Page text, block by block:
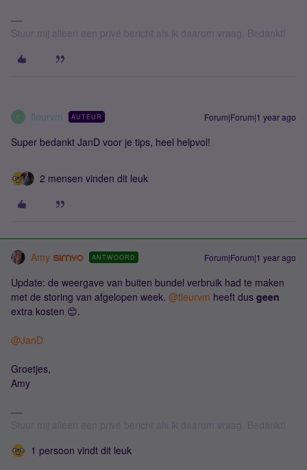
Stuur mij alleen een privé bericht als ik daarom vraag. Bedankt!
F fleurvm AUTEUR Forum|Forum|1 year ago
Super bedankt JanD voor je tips, heel helpvol!
2 mensen vinden dit leuk
Amy ANTWOORD Forum|Forum|1 year ago
Update: de weergave van buiten bundel verbruik had te maken
met de storing van afgelopen week. ​ @fleurvm heeft dus geen
extra kosten 😊.
@JanD
Groetjes,
Amy
1 persoon vindt dit leuk